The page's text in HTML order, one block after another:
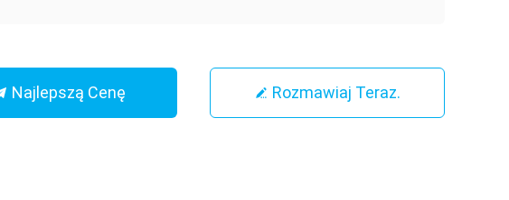
Najlepszą Cenę Rozmawiaj Teraz.